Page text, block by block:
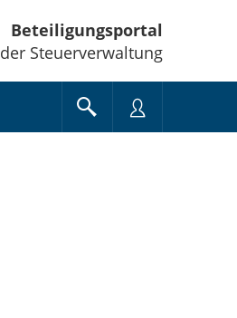
Beteiligungsportal
der Steuerverwaltung